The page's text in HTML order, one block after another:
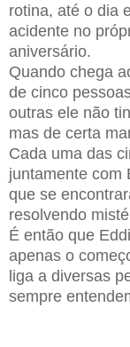
rotina, até o dia
acidente no
aniversário.
Quando chega
de cinco
outras ele não
mas de certa
Cada uma das
juntamente com
que se
resolvendo
É então que
apenas o
liga a diversas
sempre